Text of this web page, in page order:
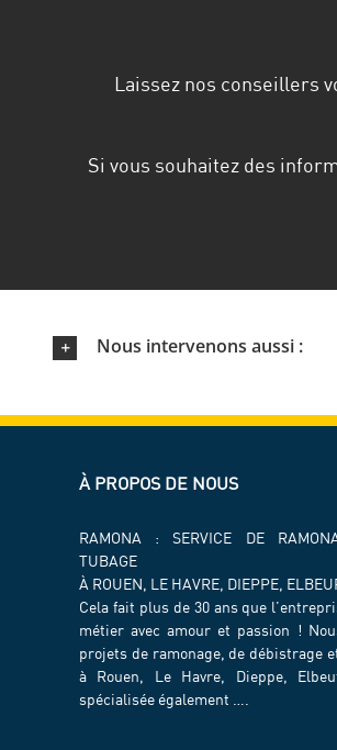
Laissez nos conseillers
Si vous souhaitez des
Nous intervenons aussi :
À PROPOS DE NOUS
RAMONA : SERVICE DE
TUBAGE
À ROUEN, LE HAVRE, DIEPPE,
Cela fait plus de 30 ans que
métier avec amour et passion !
projets de ramonage, de débistrage
à Rouen, Le Havre, Dieppe,
spécialisée également ….